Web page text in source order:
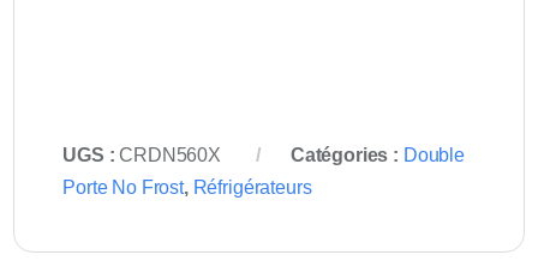
UGS :CRDN560X Catégories : Double
Porte No Frost, Réfrigérateurs